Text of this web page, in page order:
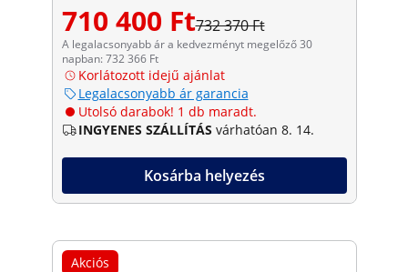
710 400 Ft732 370 Ft
A legalacsonyabb ár a kedvezményt megelőző 30
napban: 732 366 Ft
Korlátozott idejű ajánlat
Legalacsonyabb ár garancia
Utolsó darabok! 1 db maradt.
INGYENES SZÁLLÍTÁS várhatóan 8. 14.
Kosárba helyezés
Akciós